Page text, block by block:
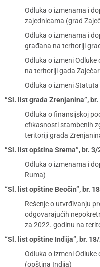
Odluka o izmenama i
zajednicama (grad
Odluka o izmenama i
građana na teritoriji
Odluka o izmeni
na teritoriji gada
Odluka o izmeni
“Sl. list grada Zrenjanina”,
Odluka o finansijskoj
efikasnosti stambenih
teritoriji grada
“Sl. list opština Srema”, br.
Odluka o izmenama i
Ruma)
“Sl. list opštine Beočin”, br.
Rešenje o utvrđivanju
odgovarajućih
za 2022. godinu na
“Sl. list opštine Inđija”, br.
Odluka o izmeni
(opština Inđija)